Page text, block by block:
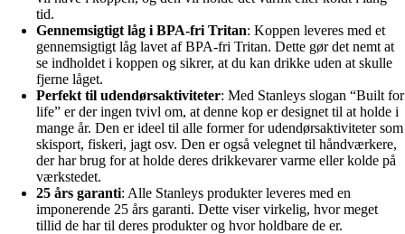
tid.
Gennemsigtigt låg i BPA-fri Tritan: Koppen leveres med et
gennemsigtigt låg lavet af BPA-fri Tritan. Dette gør det nemt at
se indholdet i koppen og sikrer, at du kan drikke uden at skulle
fjerne låget.
Perfekt til udendørsaktiviteter: Med Stanleys slogan “Built for
life” er der ingen tvivl om, at denne kop er designet til at holde i
mange år. Den er ideel til alle former for udendørsaktiviteter som
skisport, fiskeri, jagt osv. Den er også velegnet til håndværkere,
der har brug for at holde deres drikkevarer varme eller kolde på
værkstedet.
25 års garanti: Alle Stanleys produkter leveres med en
imponerende 25 års garanti. Dette viser virkelig, hvor meget
tillid de har til deres produkter og hvor holdbare de er.